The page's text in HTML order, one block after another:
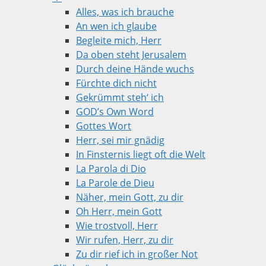
Alles, was ich brauche
An wen ich glaube
Begleite mich, Herr
Da oben steht Jerusalem
Durch deine Hände wuchs
Fürchte dich nicht
Gekrümmt steh‘ ich
GOD’s Own Word
Gottes Wort
Herr, sei mir gnädig
In Finsternis liegt oft die Welt
La Parola di Dio
La Parole de Dieu
Näher, mein Gott, zu dir
Oh Herr, mein Gott
Wie trostvoll, Herr
Wir rufen, Herr, zu dir
Zu dir rief ich in großer Not